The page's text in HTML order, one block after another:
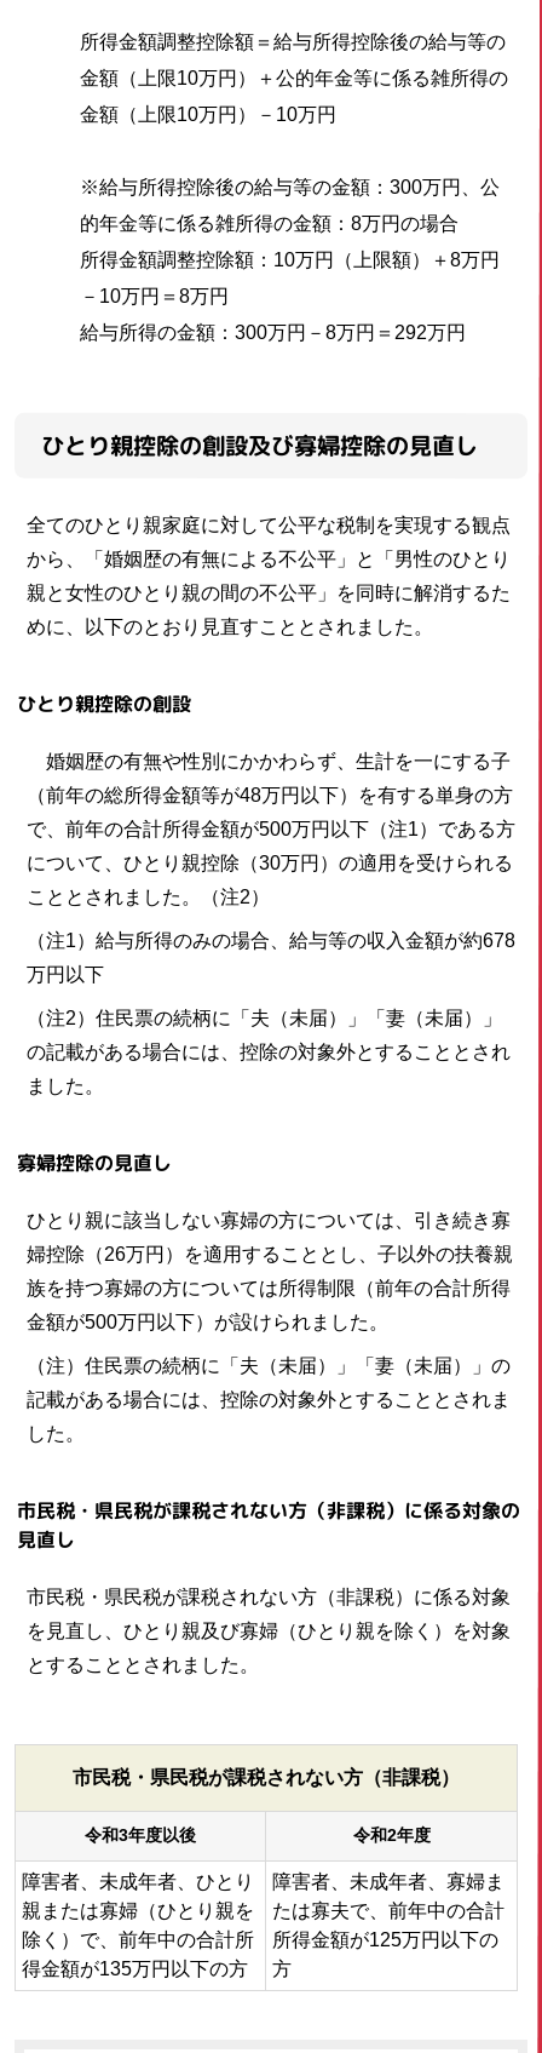
所得金額調整控除額＝給与所得控除後の給与等の
金額（上限10万円）＋公的年金等に係る雑所得の
金額（上限10万円）－10万円
※給与所得控除後の給与等の金額：300万円、公
的年金等に係る雑所得の金額：8万円の場合
所得金額調整控除額：10万円（上限額）＋8万円
－10万円＝8万円
給与所得の金額：300万円－8万円＝292万円
ひとり親控除の創設及び寡婦控除の見直し
全てのひとり親家庭に対して公平な税制を実現する観点
から、「婚姻歴の有無による不公平」と「男性のひとり
親と女性のひとり親の間の不公平」を同時に解消するた
めに、以下のとおり見直すこととされました。
ひとり親控除の創設
婚姻歴の有無や性別にかかわらず、生計を一にする子
（前年の総所得金額等が48万円以下）を有する単身の方
で、前年の合計所得金額が500万円以下（注1）である方
について、ひとり親控除（30万円）の適用を受けられる
こととされました。（注2）
（注1）給与所得のみの場合、給与等の収入金額が約678
万円以下
（注2）住民票の続柄に「夫（未届）」「妻（未届）」
の記載がある場合には、控除の対象外とすることとされ
ました。
寡婦控除の見直し
ひとり親に該当しない寡婦の方については、引き続き寡
婦控除（26万円）を適用することとし、子以外の扶養親
族を持つ寡婦の方については所得制限（前年の合計所得
金額が500万円以下）が設けられました。
（注）住民票の続柄に「夫（未届）」「妻（未届）」の
記載がある場合には、控除の対象外とすることとされま
した。
市民税・県民税が課税されない方（非課税）に係る対象の
見直し
市民税・県民税が課税されない方（非課税）に係る対象
を見直し、ひとり親及び寡婦（ひとり親を除く）を対象
とすることとされました。
市民税・県民税が課税されない方（非課税）
令和3年度以後 令和2年度
障害者、未成年者、ひとり
親または寡婦（ひとり親を
除く）で、前年中の合計所
得金額が135万円以下の方
障害者、未成年者、寡婦ま
たは寡夫で、前年中の合計
所得金額が125万円以下の
方